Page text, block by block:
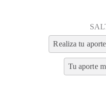
Realiza tu
Tu aporte